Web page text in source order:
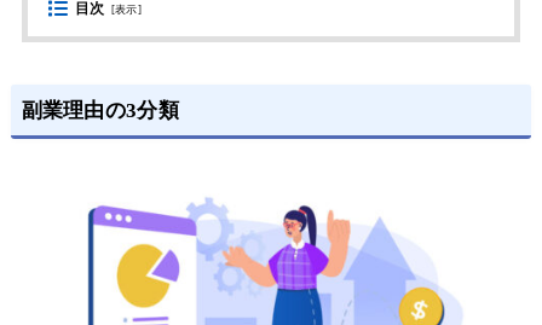
目次 [表示]
副業理由の3分類